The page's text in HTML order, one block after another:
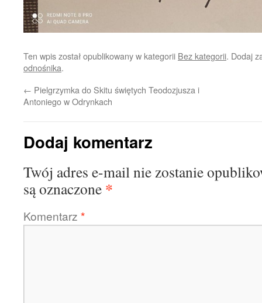
Ten wpis został opublikowany w kategorii Bez kategorii. Dodaj
odnośnika.
← Pielgrzymka do Skitu świętych Teodozjusza i
Antoniego w Odrynkach
Dodaj komentarz
Twój adres e-mail nie zostanie
są oznaczone *
Komentarz *